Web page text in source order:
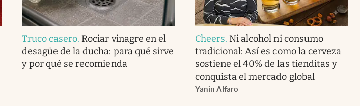
Truco casero. Rociar vinagre en el
desagüe de la ducha: para qué sirve
y por qué se recomienda
Cheers. Ni alcohol ni consumo
tradicional: Así es como la cerveza
sostiene el 40% de las tienditas y
conquista el mercado global
Yanin Alfaro